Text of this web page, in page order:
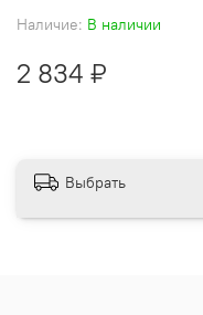
Наличие: В наличии
2 834 ₽
Выбрать